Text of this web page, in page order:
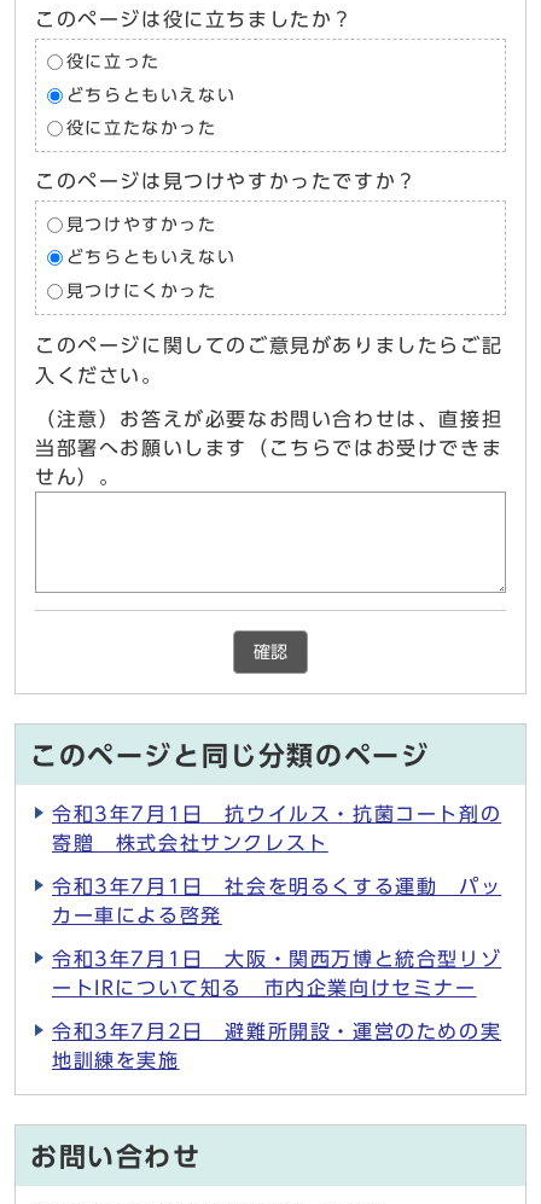
このページは役に立ちましたか？
役に立った
どちらともいえない
役に立たなかった
このページは見つけやすかったですか？
見つけやすかった
どちらともいえない
見つけにくかった
このページに関してのご意見がありましたらご記
入ください。
（注意）お答えが必要なお問い合わせは、直接担
当部署へお願いします（こちらではお受けできま
せん）。
確認
このページと同じ分類のページ
令和3年7月1日 抗ウイルス・抗菌コート剤の
寄贈 株式会社サンクレスト
令和3年7月1日 社会を明るくする運動 パッ
カー車による啓発
令和3年7月1日 大阪・関西万博と統合型リゾ
ートIRについて知る 市内企業向けセミナー
令和3年7月2日 避難所開設・運営のための実
地訓練を実施
お問い合わせ